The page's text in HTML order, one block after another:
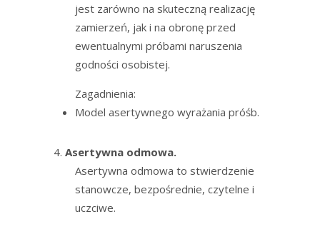
jest zarówno na skuteczną realizację
zamierzeń, jak i na obronę przed
ewentualnymi próbami naruszenia
godności osobistej.
Zagadnienia:
Model asertywnego wyrażania próśb.
Asertywna odmowa.
Asertywna odmowa to stwierdzenie
stanowcze, bezpośrednie, czytelne i
uczciwe.